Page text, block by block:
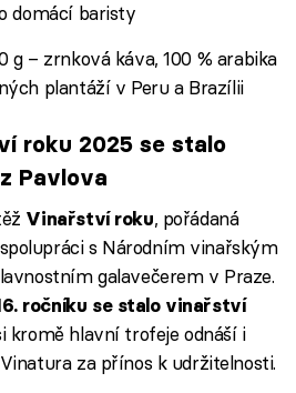
domácí baristy
g – zrnková káva, 100 % arabika
plantáží v Peru a Brazílii
roku 2025 se stalo
Pavlova
Vinařství roku, pořádaná
s Národním vinařským
galavečerem v Praze.
ročníku se stalo vinařství
kromě hlavní trofeje odnáší i
za přínos k udržitelnosti.